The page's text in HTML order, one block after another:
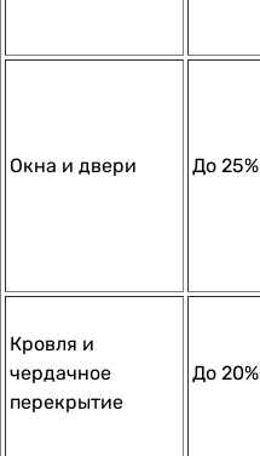
Окна и двери До 25%
Кровля и
чердачное
перекрытие
До 20%